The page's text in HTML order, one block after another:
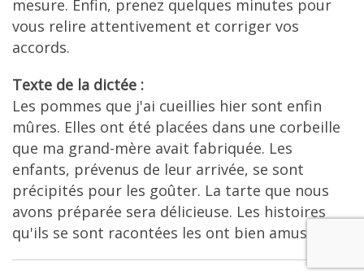
mesure. Enfin, prenez quelques minutes pour
vous relire attentivement et corriger vos
accords.
Texte de la dictée :
Les pommes que j'ai cueillies hier sont enfin
mûres. Elles ont été placées dans une corbeille
que ma grand-mère avait fabriquée. Les
enfants, prévenus de leur arrivée, se sont
précipités pour les goûter. La tarte que nous
avons préparée sera délicieuse. Les histoires
qu'ils se sont racontées les ont bien amusés.